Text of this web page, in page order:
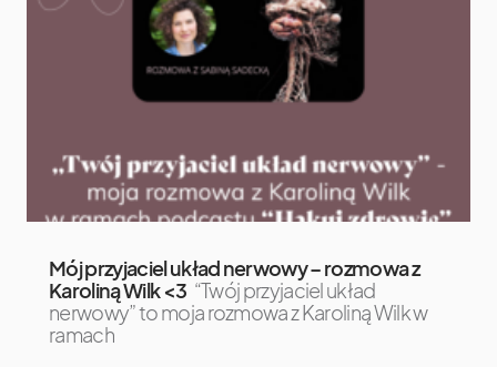
Mój przyjaciel układ nerwowy – rozmowa z
Karoliną Wilk <3 “Twój przyjaciel układ
nerwowy” to moja rozmowa z Karoliną Wilk w
ramach